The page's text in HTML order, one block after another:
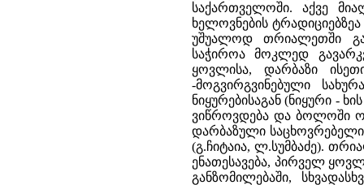
საქართველოში. აქვე
ხელოვნების
უშუალოდ თრიალეთში
საჭიროა მოკლედ
ყოვლისა, დარბაზი
-მოგვირგვინებული
ნიყურებისაგან (ნიყური -
ვიწროვდება და ბოლოში
დარბაზული
(გ.ჩიტაია, ლ.სუმბაძე).
ენათესავება, პირველ
განზომილებაში,